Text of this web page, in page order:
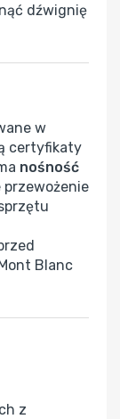
dźwignię
w
certyfikaty
nośność
przewożenie
Blanc
z